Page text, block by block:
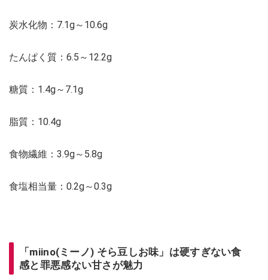
炭水化物：7.1g～10.6g
たんぱく質：6.5～12.2g
糖質：1.4g～7.1g
脂質：10.4g
食物繊維：3.9g～5.8g
食塩相当量：0.2g～0.3g
「miino(ミーノ) そら豆しお味」は硬すぎない食
感と罪悪感ない甘さが魅力